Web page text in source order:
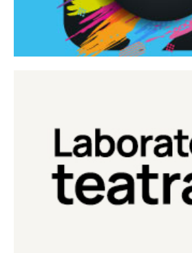
Laboratorio
Laboratorio di teatro del Teatro
Continua